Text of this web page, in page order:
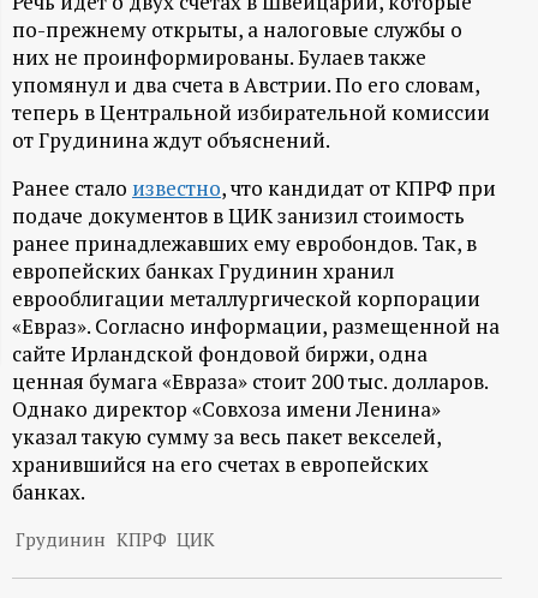
н
ф
о
р
м
а
ц
и
о
н
по-прежнему открыты, а налоговые службы о
них не проинформированы. Булаев также
упомянул и два счета в Австрии. По его словам,
теперь в Центральной избирательной комиссии
от Грудинина ждут объяснений.
Ранее стало известно, что кандидат от КПРФ при
подаче документов в ЦИК занизил стоимость
ранее принадлежавших ему евробондов. Так, в
европейских банках Грудинин хранил
еврооблигации металлургической корпорации
«Евраз». Согласно информации, размещенной на
сайте Ирландской фондовой биржи, одна
ценная бумага «Евраза» стоит 200 тыс. долларов.
Однако директор «Совхоза имени Ленина»
указал такую сумму за весь пакет векселей,
хранившийся на его счетах в европейских
банках.
Грудинин КПРФ ЦИК